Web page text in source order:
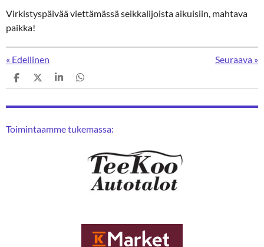
Virkistyspäivää viettämässä seikkalijoista aikuisiin, mahtava
paikka!
« Edellinen Seuraava »
J
a
J
a
J
a
J
a
Toimintaamme tukemassa: